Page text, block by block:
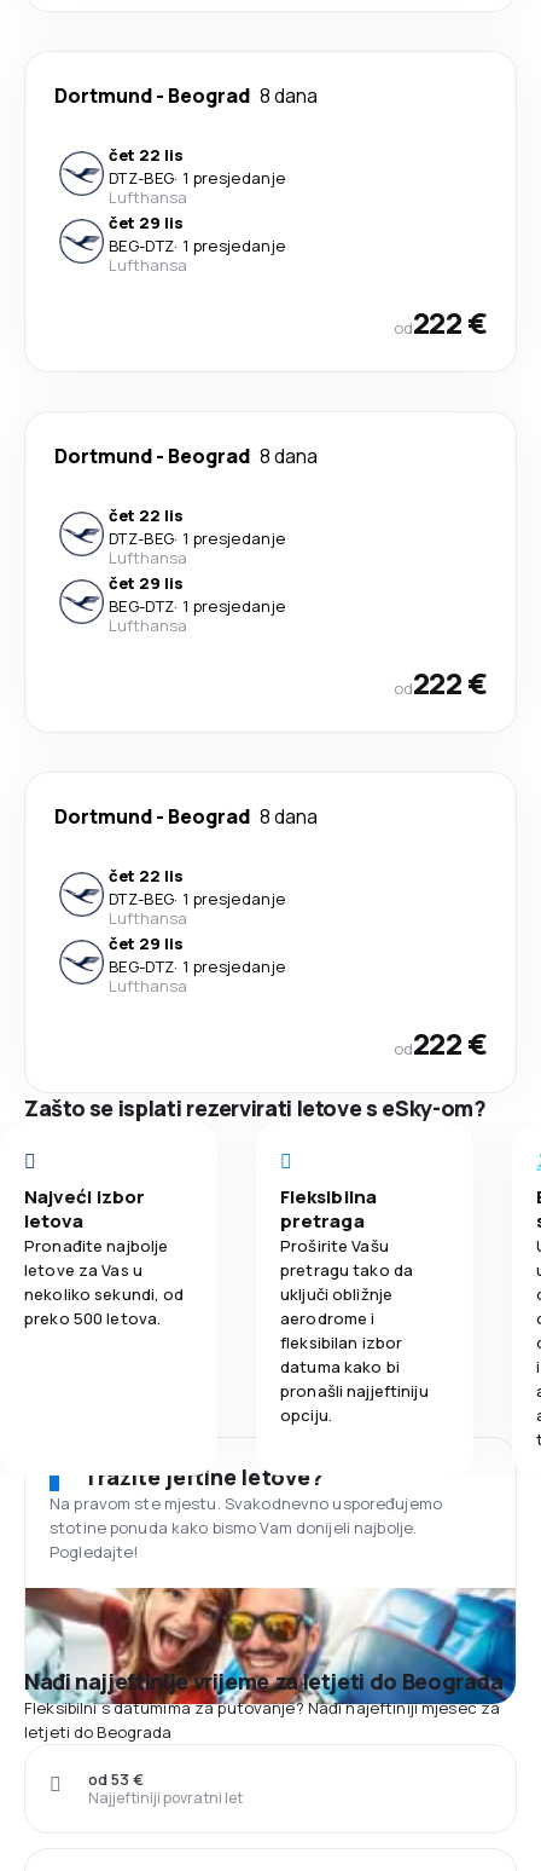
Dortmund- Beograd 8 dana
čet 22 lis
DTZ-BEG· 1 presjedanje
Lufthansa
čet 29 lis
BEG-DTZ· 1 presjedanje
Lufthansa
od222 €
Dortmund- Beograd 8 dana
čet 22 lis
DTZ-BEG· 1 presjedanje
Lufthansa
čet 29 lis
BEG-DTZ· 1 presjedanje
Lufthansa
od222 €
Dortmund- Beograd 8 dana
čet 22 lis
DTZ-BEG· 1 presjedanje
Lufthansa
čet 29 lis
BEG-DTZ· 1 presjedanje
Lufthansa
od222 €
Zašto se isplati rezervirati letove s eSky-om?
Najveći izbor
letova
Pronađite najbolje
letove za Vas u
nekoliko sekundi, od
preko 500 letova.
Fleksibilna
pretraga
Proširite Vašu
pretragu tako da
uključi obližnje
aerodrome i
fleksibilan izbor
datuma kako bi
pronašli najjeftiniju
opciju.
Tražite jeftine letove?
Na pravom ste mjestu. Svakodnevno uspoređujemo
stotine ponuda kako bismo Vam donijeli najbolje.
Pogledajte!
Nađi najjeftinije vrijeme za letjeti do Beograda
Fleksibilni s datumima za putovanje? Nađi najeftiniji mjesec za
letjeti do Beograda
Najjeftiniji povratni let
od 53 €